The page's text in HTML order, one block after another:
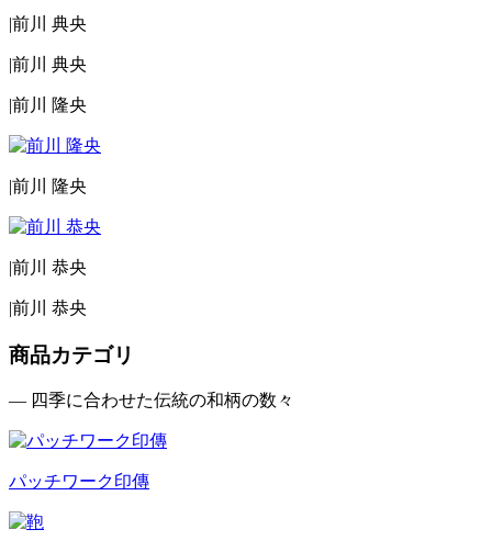
|前川 典央
|前川 典央
|前川 隆央
|前川 隆央
|前川 恭央
|前川 恭央
商品カテゴリ
— 四季に合わせた伝統の和柄の数々
パッチワーク印傳